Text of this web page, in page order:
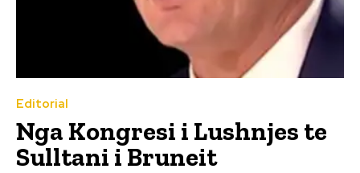
Editorial
Nga Kongresi i Lushnjes te
Sulltani i Bruneit